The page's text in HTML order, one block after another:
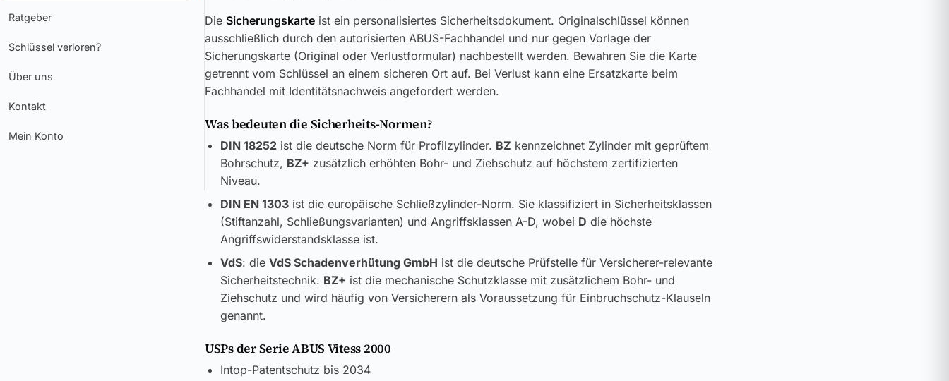
Ratgeber
Schlüssel verloren?
Über uns
Kontakt
Mein Konto
Die Sicherungskarte ist ein personalisiertes Sicherheitsdokument. Originalschlüssel können
ausschließlich durch den autorisierten ABUS-Fachhandel und nur gegen Vorlage der
Sicherungskarte (Original oder Verlustformular) nachbestellt werden. Bewahren Sie die Karte
getrennt vom Schlüssel an einem sicheren Ort auf. Bei Verlust kann eine Ersatzkarte beim
Fachhandel mit Identitätsnachweis angefordert werden.
Was bedeuten die Sicherheits-Normen?
DIN 18252ist die deutsche Norm für Profilzylinder. BZ kennzeichnet Zylinder mit geprüftem
Bohrschutz, BZ+ zusätzlich erhöhten Bohr- und Ziehschutz auf höchstem zertifizierten
Niveau.
DIN EN 1303ist die europäische Schließzylinder-Norm. Sie klassifiziert in Sicherheitsklassen
(Stiftanzahl, Schließungsvarianten) und Angriffsklassen A-D, wobei D die höchste
Angriffswiderstandsklasse ist.
VdS: die VdS Schadenverhütung GmbH ist die deutsche Prüfstelle für Versicherer-relevante
Sicherheitstechnik. BZ+ ist die mechanische Schutzklasse mit zusätzlichem Bohr- und
Ziehschutz und wird häufig von Versicherern als Voraussetzung für Einbruchschutz-Klauseln
genannt.
USPs der Serie ABUS Vitess 2000
Intop-Patentschutz bis 2034